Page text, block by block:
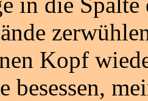
Kopf
besessen,